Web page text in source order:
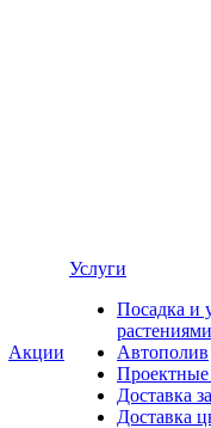
Акции
Услуги
Посадка и
растениями
Автополив
Доставка
Доставка